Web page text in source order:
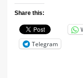
Share this:
Telegram